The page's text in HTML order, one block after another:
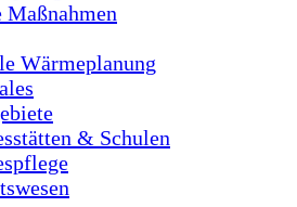
Maßnahmen
Wärmeplanung
& Schulen